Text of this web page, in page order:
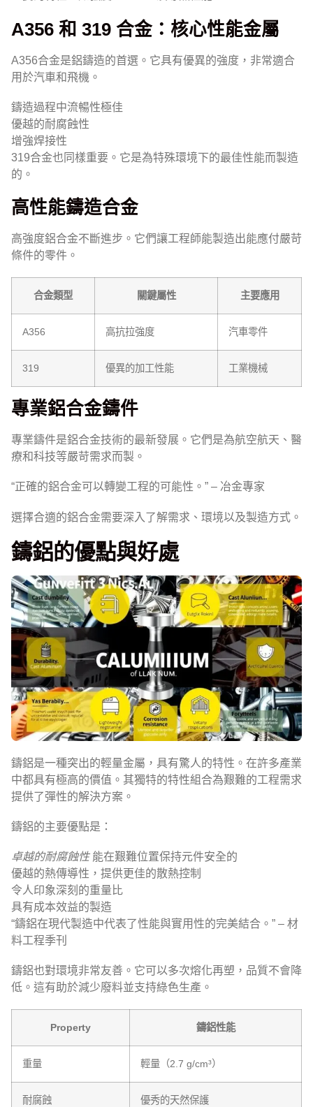
A356 和 319 合金：核心性能金屬
A356合金是鋁鑄造的首選。它具有優異的強度，非常適合
用於汽車和飛機。
鑄造過程中流暢性極佳
優越的耐腐蝕性
增強焊接性
319合金也同樣重要。它是為特殊環境下的最佳性能而製造
的。
高性能鑄造合金
高強度鋁合金不斷進步。它們讓工程師能製造出能應付嚴苛
條件的零件。
合金類型 關鍵屬性 主要應用
A356 高抗拉強度 汽車零件
319 優異的加工性能 工業機械
專業鋁合金鑄件
專業鑄件是鋁合金技術的最新發展。它們是為航空航天、醫
療和科技等嚴苛需求而製。
“正確的鋁合金可以轉變工程的可能性。” – 冶金專家
選擇合適的鋁合金需要深入了解需求、環境以及製造方式。
鑄鋁的優點與好處
鑄鋁是一種突出的輕量金屬，具有驚人的特性。在許多產業
中都具有極高的價值。其獨特的特性組合為艱難的工程需求
提供了彈性的解決方案。
鑄鋁的主要優點是：
卓越的耐腐蝕性能在艱難位置保持元件安全的
優越的熱傳導性，提供更佳的散熱控制
令人印象深刻的重量比
具有成本效益的製造
“鑄鋁在現代製造中代表了性能與實用性的完美結合。” – 材
料工程季刊
鑄鋁也對環境非常友善。它可以多次熔化再塑，品質不會降
低。這有助於減少廢料並支持綠色生產。
Property 鑄鋁性能
重量 輕量（2.7 g/cm³）
耐腐蝕 優秀的天然保護